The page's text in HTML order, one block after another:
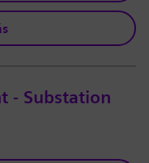
- Substation